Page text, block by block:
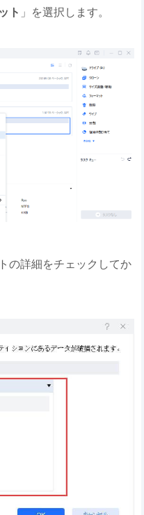
ト 」を選択します。
の詳細をチェックしてか